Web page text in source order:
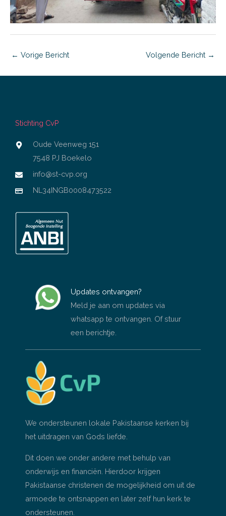
← Vorige Bericht Volgende Bericht →
Stichting CvP
Oude Veenweg 151
7548 PJ Boekelo
info@st-cvp.org
NL34INGB0008473522
Updates ontvangen?
Meld je aan om updates via
whatsapp te ontvangen. Of stuur
een berichtje.
We ondersteunen lokale Pakistaanse kerken bij
het uitdragen van Gods liefde.
Dit doen we onder andere met behulp van
onderwijs en financiën. Hierdoor krijgen
Pakistaanse christenen de mogelijkheid om uit de
armoede te ontsnappen en later zelf hun kerk te
ondersteunen.